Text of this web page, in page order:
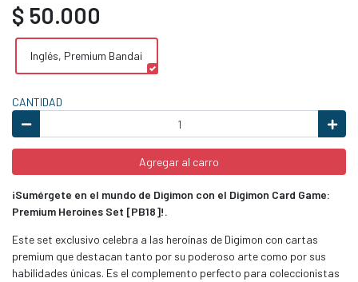
$ 50.000
Inglés, Premium Bandai
CANTIDAD
Agregar al carro
¡Sumérgete en el mundo de Digimon con el Digimon Card Game:
Premium Heroines Set [PB18]!.
Este set exclusivo celebra a las heroínas de Digimon con cartas
premium que destacan tanto por su poderoso arte como por sus
habilidades únicas. Es el complemento perfecto para coleccionistas